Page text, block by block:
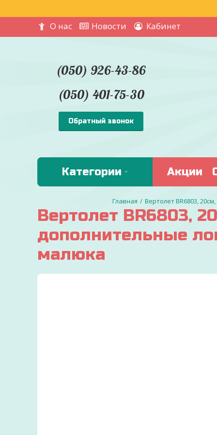
О нас
Новости Кабинет
(050) 926-43-86
(050) 401-75-30
Обратный звонок
Категории Акции
Вертолет BR6803,
Вертолет BR6803,
дополнительные
малюка